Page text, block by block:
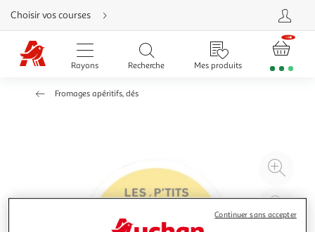
Aller
directement
au
contenu
Aller
directement
Aller
Choisir vos courses
Rayons Recherche Mes produits
Fromages apéritifs, dés
à
Continuer sans accepter